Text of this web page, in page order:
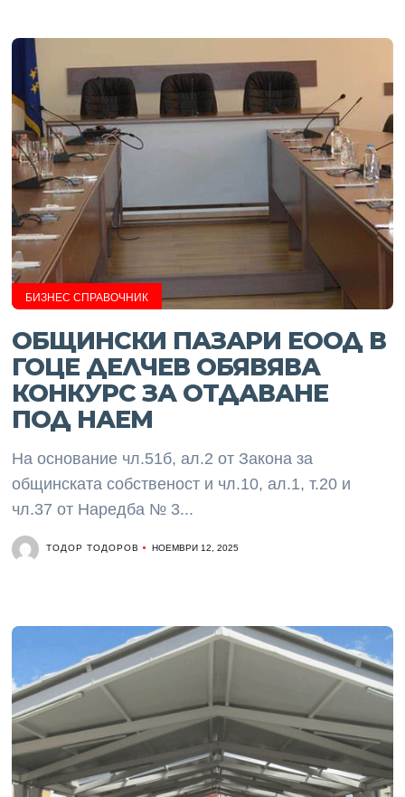
БИЗНЕС СПРАВОЧНИК
ОБЩИНСКИ ПАЗАРИ ЕООД В
ГОЦЕ ДЕЛЧЕВ ОБЯВЯВА
КОНКУРС ЗА ОТДАВАНЕ
ПОД НАЕМ
На основание чл.51б, ал.2 от Закона за
общинската собственост и чл.10, ал.1, т.20 и
чл.37 от Наредба № 3...
ТОДОР ТОДОРОВ НОЕМВРИ 12, 2025